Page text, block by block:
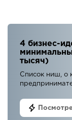
4 бизнес-
тысяч)
Список ниш, о